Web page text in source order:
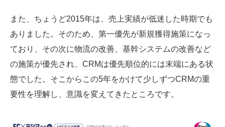
また、ちょうど2015年は、売上実績が低迷した時期でも
ありました。そのため、第一優先が新規獲得施策になっ
ており、その次に物流の改善、基幹システムの改善など
の施策が優先され、CRMは優先順位的には末端にある状
態でした。そこからこの5年をかけて少しずつCRMの重
要性を理解し、意識を変えてきたところです。